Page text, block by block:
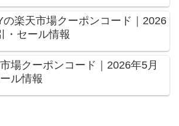
の楽天市場クーポンコード｜2026
・セール情報
場クーポンコード｜2026年5月
ル情報